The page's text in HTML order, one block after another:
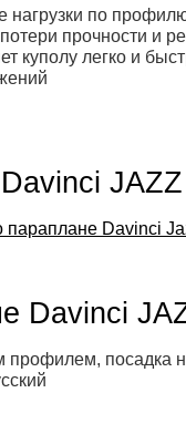
по
прочности и
куполу легко и
JAZZ
Davinci
Davinci
посадка